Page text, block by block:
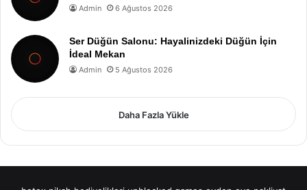
Admin 6 Ağustos 2026
Ser Düğün Salonu: Hayalinizdeki Düğün İçin
İdeal Mekan
Admin 5 Ağustos 2026
Daha Fazla Yükle